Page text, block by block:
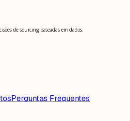
de sourcing baseadas em dados.
Perguntas Frequentes